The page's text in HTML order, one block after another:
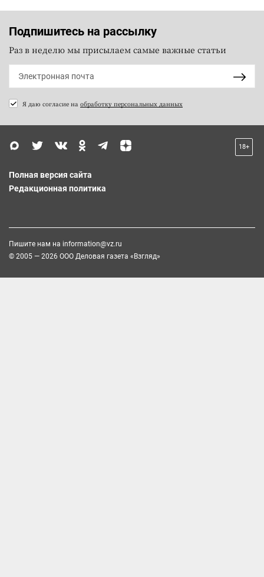
Подпишитесь на рассылку
Раз в неделю мы присылаем самые важные статьи
Я даю согласие на обработку персональных данных
18+
Полная версия сайта
Редакционная политика
Пишите нам на information@vz.ru
© 2005 — 2026 ООО Деловая газета «Взгляд»